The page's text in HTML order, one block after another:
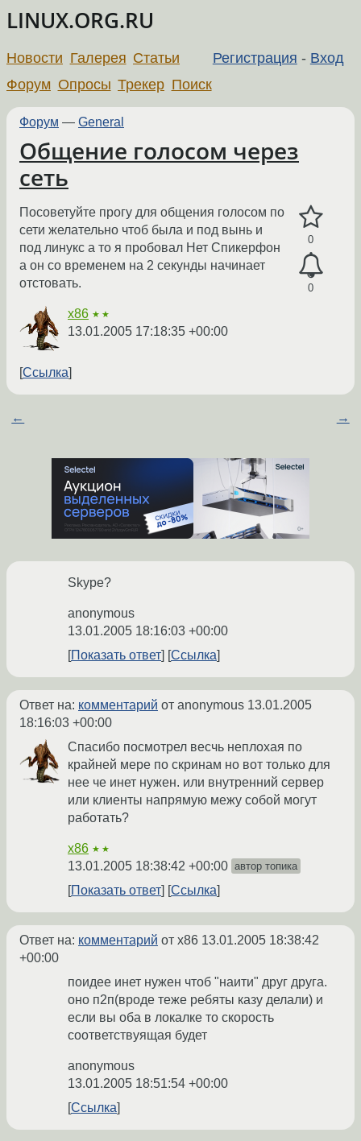
LINUX.ORG.RU
Регистрация - Вход
Новости Галерея Статьи
Форум Опросы Трекер Поиск
Форум — General
Общение голосом через
сеть
0
0
Посоветуйте прогу для общения голосом по
сети желательно чтоб была и под вынь и
под линукс а то я пробовал Нет Спикерфон
а он со временем на 2 секунды начинает
отстовать.
x86 ★★
13.01.2005 17:18:35 +00:00
Ссылка
← →
Skype?
anonymous
13.01.2005 18:16:03 +00:00
Показать ответ
Ссылка
Ответ на: комментарий от anonymous 13.01.2005
18:16:03 +00:00
Спасибо посмотрел весчь неплохая по
крайней мере по скринам но вот только для
нее че инет нужен. или внутренний сервер
или клиенты напрямую межу собой могут
работать?
x86 ★★
13.01.2005 18:38:42 +00:00 автор топика
Показать ответ Ссылка
Ответ на: комментарий от x86 13.01.2005 18:38:42
+00:00
поидее инет нужен чтоб "наити" друг друга.
оно п2п(вроде теже ребяты казу делали) и
если вы оба в локалке то скорость
соответствуящая будет
anonymous
13.01.2005 18:51:54 +00:00
Ссылка